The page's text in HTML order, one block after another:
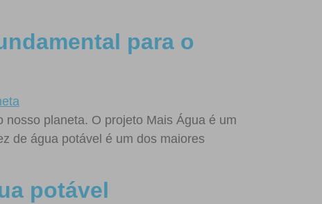
para o
planeta. O projeto Mais Água é um
de água potável é um dos maiores
potável